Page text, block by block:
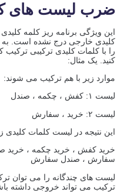
ضرب لیست های
این ویژگی برنامه ریز کلمه
کلیدی خارجی درج نشده است. به
را با کلمات کلیدی ترکیبی ترکیب
کنید. یک مثال:
موارد زیر با هم ترکیب می شوند:
لیست ۱: کفش ، چکمه ، صندل
لیست ۲: خرید ، سفارش
این نتیجه در لیست کلمات کلیدی
خرید کفش ، خرید چکمه ، خرید
سفارش ، صندل سفارش
ترکیب می تواند خروجی داشته